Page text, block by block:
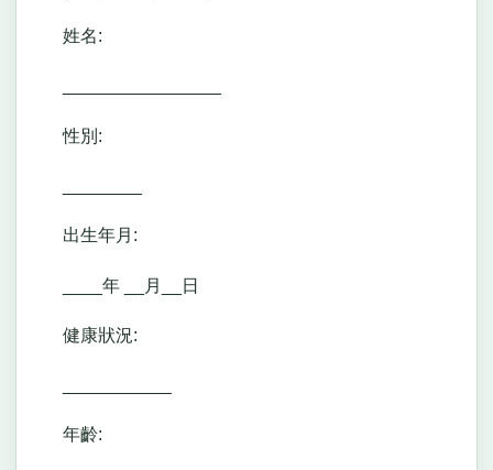
姓名:
性別:
出生年月:
____年 __月__日
健康狀況:
年齡: